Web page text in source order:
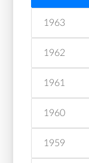
1963
1962
1961
1960
1959